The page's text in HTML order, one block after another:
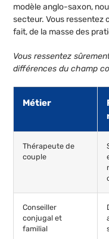
modèle anglo-saxon,
secteur. Vous ressentez
fait, de la masse des
Vous ressentez
différences du champ
Métier
Thérapeute de
couple
Conseiller
conjugal et
familial